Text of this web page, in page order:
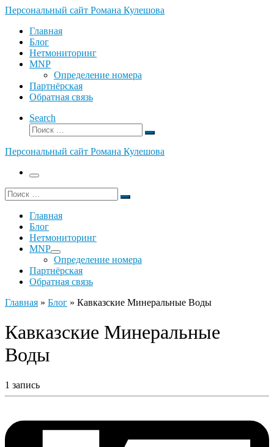
Перейти
содержимому
Персональный сайт Романа Кулешова
Главная
Блог
Нетмониторинг
MNP
Определение номера
Партнёрская
Обратная связь
Search
Поиск
Поиск
Персональный сайт Романа Кулешова
Меню
Поиск
Поиск
Главная
Блог
Нетмониторинг
MNP
Определение номера
Партнёрская
Обратная связь
Главная » Блог » Кавказские Минеральные Воды
Кавказские Минеральные
Воды
1 запись